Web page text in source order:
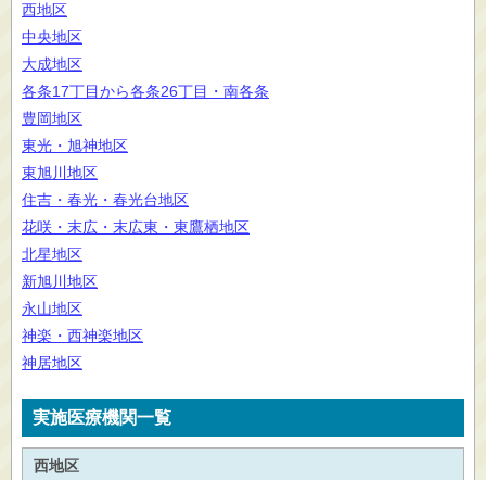
西地区
中央地区
大成地区
各条17丁目から各条26丁目・南各条
豊岡地区
東光・旭神地区
東旭川地区
住吉・春光・春光台地区
花咲・末広・末広東・東鷹栖地区
北星地区
新旭川地区
永山地区
神楽・西神楽地区
神居地区
実施医療機関一覧
西地区